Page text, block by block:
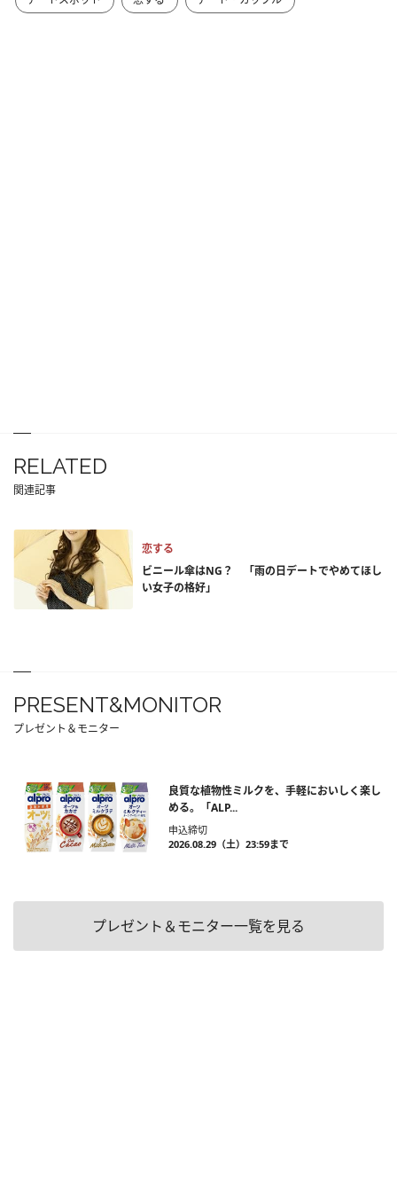
RELATED
関連記事
恋する
ビニール傘はNG？ 「雨の日デートでやめてほし
い女子の格好」
PRESENT&MONITOR
プレゼント＆モニター
良質な植物性ミルクを、手軽においしく楽し
める。「ALP...
申込締切
2026.08.29（土）23:59まで
プレゼント＆モニター一覧を見る